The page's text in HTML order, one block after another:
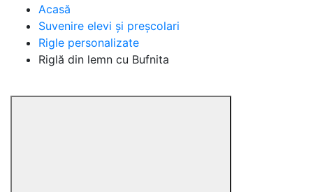
Acasă
Suvenire elevi și preșcolari
Rigle personalizate
Riglă din lemn cu Bufnita